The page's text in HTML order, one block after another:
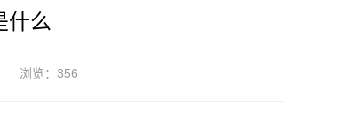
什么
浏览：356